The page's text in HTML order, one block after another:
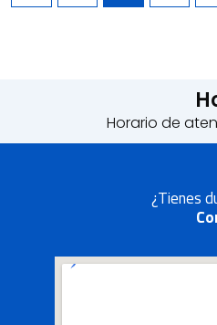
Horario de
¿Tienes